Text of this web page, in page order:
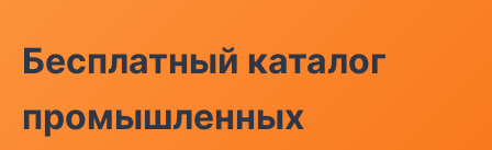
Бесплатный каталог
промышленных